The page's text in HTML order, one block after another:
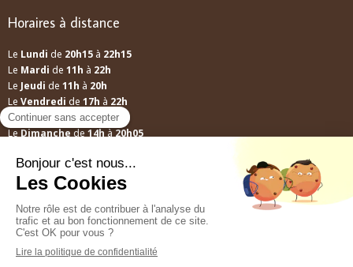
Horaires à distance
Le Lundi de 20h15 à 22h15
Le Mardi de 11h à 22h
Le Jeudi de 11h à 20h
Le Vendredi de 17h à 22h
LeSamedide12hà13h30
Le Dimanche de 14h à 20h05
Mes conseils ne relèvent pas d'une prescription médicale, ils ne se
substituent pas à une consultation médicale ni au diagnostic d'un